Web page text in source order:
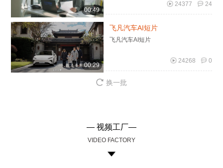
00:49
24
24377
00:29
飞凡汽车AI短片
飞凡汽车AI短片
0
24268
换一批
— 视频工厂—
VIDEO FACTORY